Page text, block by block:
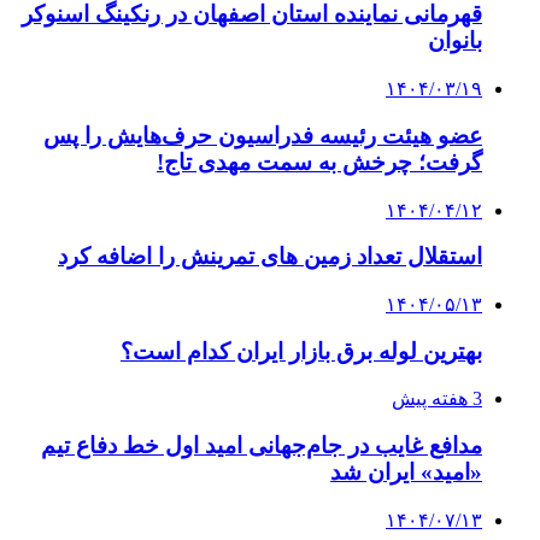
قهرمانی نماینده استان اصفهان در رنکینگ اسنوکر
بانوان
۱۴۰۴/۰۳/۱۹
عضو هیئت رئیسه فدراسیون حرف‌هایش را پس
گرفت؛ چرخش به سمت مهدی تاج!
۱۴۰۴/۰۴/۱۲
استقلال تعداد زمین های تمرینش را اضافه کرد
۱۴۰۴/۰۵/۱۳
بهترین لوله برق بازار ایران کدام است؟
3 هفته پیش
مدافع غایب در جام‌جهانی امید اول خط دفاع تیم
«امید» ایران شد
۱۴۰۴/۰۷/۱۳